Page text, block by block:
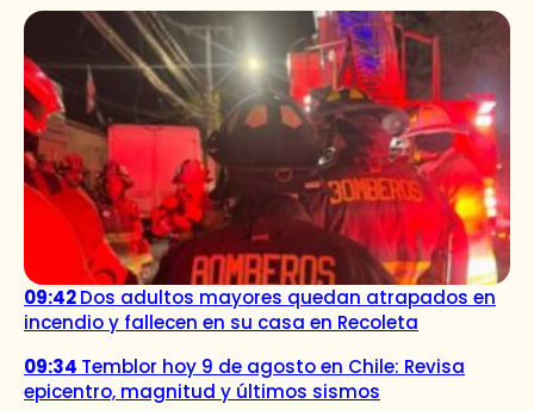
09:42Dos adultos mayores quedan atrapados en
incendio y fallecen en su casa en Recoleta
09:34 Temblor hoy 9 de agosto en Chile: Revisa
epicentro, magnitud y últimos sismos